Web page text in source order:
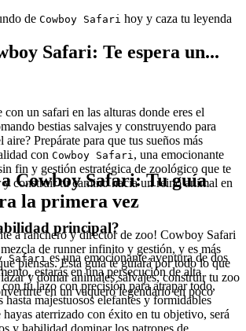
de Cowboy Safari hoy y caza tu leyenda
Safari: Te espera un...
con un safari en las alturas donde eres el
bestias salvajes y construyendo para
Prepárate para que tus sueños más
con Cowboy Safari, una emocionante
fin y gestión estratégica de zoológico que te
y construir tu camino hacia un reino animal en
principal?
Safaries una emocionante aventura de dos
estarás en una persecución de alta
tu lazo con precisión para atrapar todo,
hasta majestuosos elefantes y formidables
aterrizado con éxito en tu objetivo, será
Cowboy Safari: Tu guía
la primera vez
a ranchero y director de zoo! Cowboy Safari
de runner infinito y gestión, y es más
piensas. Esta guía te guiará por todo lo que
y domar animales salvajes, construir tu zoo
en un vaquero legendario en poco